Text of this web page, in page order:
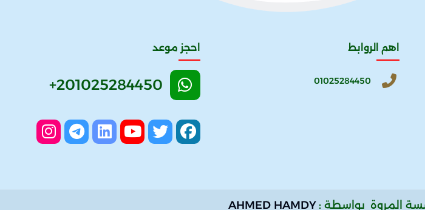
اهم الروابط
01025284450
احجز موعد
المروة بواسطة : AHMED HAMDY